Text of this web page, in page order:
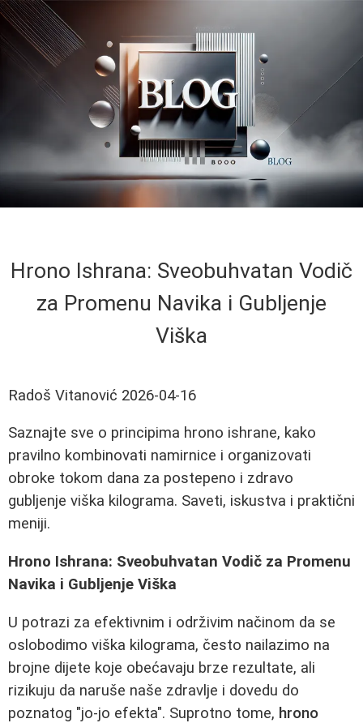
Hrono Ishrana: Sveobuhvatan Vodič
za Promenu Navika i Gubljenje
Viška
Radoš Vitanović 2026-04-16
Saznajte sve o principima hrono ishrane, kako
pravilno kombinovati namirnice i organizovati
obroke tokom dana za postepeno i zdravo
gubljenje viška kilograma. Saveti, iskustva i praktični
meniji.
Hrono Ishrana: Sveobuhvatan Vodič za Promenu
Navika i Gubljenje Viška
U potrazi za efektivnim i održivim načinom da se
oslobodimo viška kilograma, često nailazimo na
brojne dijete koje obećavaju brze rezultate, ali
rizikuju da naruše naše zdravlje i dovedu do
poznatog "jo-jo efekta". Suprotno tome, hrono